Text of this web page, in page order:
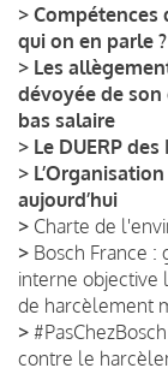
> Compétences
qui on en parle ?
> Les
dévoyée de
bas salaire
> Le DUERP
>
aujourd’hui
> Charte de
> Bosch France
interne objective
de harcèlement
>
contre le